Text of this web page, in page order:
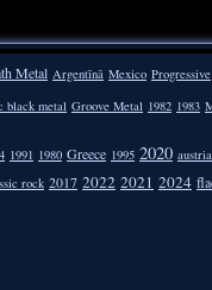
Metal Argentīnā Mexico Progressive
black metal Groove Metal 1982 1983
1991 1980 Greece 1995 2020 austria
rock 2017 2022 2021 2024